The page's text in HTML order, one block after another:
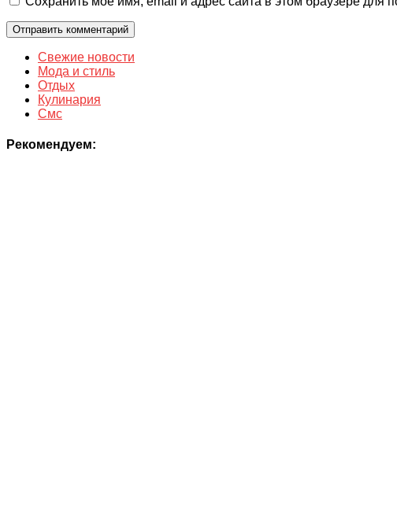
Свежие новости
Мода и стиль
Отдых
Кулинария
Смс
Рекомендуем: